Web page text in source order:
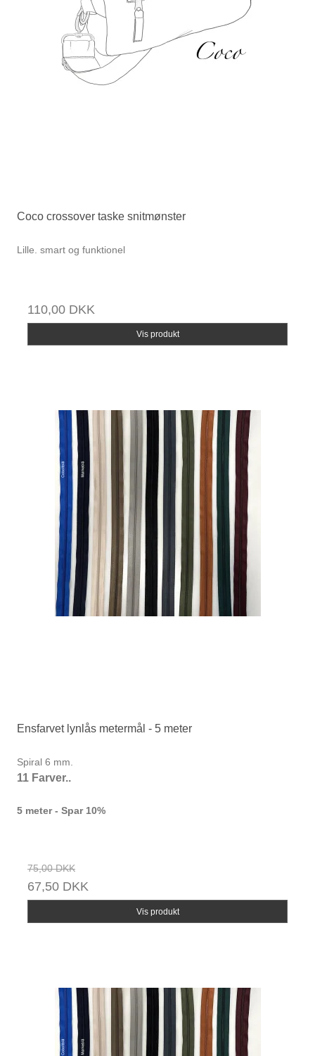
Coco crossover taske snitmønster
Lille. smart og funktionel
110,00 DKK
Vis produkt
Ensfarvet lynlås metermål - 5 meter
Spiral 6 mm.
11 Farver..
5 meter - Spar 10%
75,00 DKK
67,50 DKK
Vis produkt